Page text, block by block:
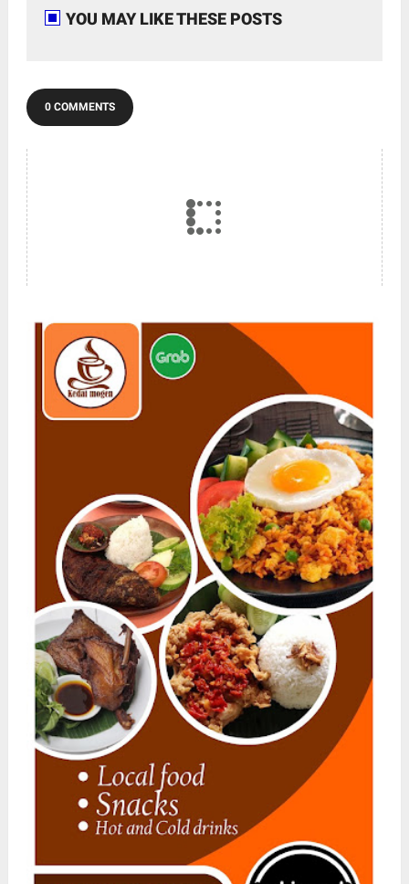
YOU MAY LIKE THESE POSTS
0 COMMENTS